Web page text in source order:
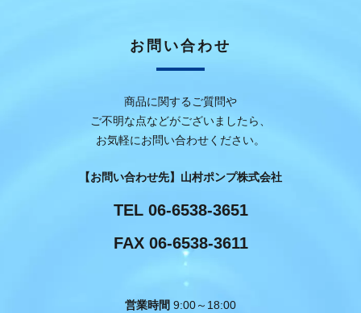
お問い合わせ
商品に関するご質問や
ご不明な点などがございましたら、
お気軽にお問い合わせください。
【お問い合わせ先】山村ポンプ株式会社
TEL 06-6538-3651
FAX 06-6538-3611
営業時間 9:00～18:00